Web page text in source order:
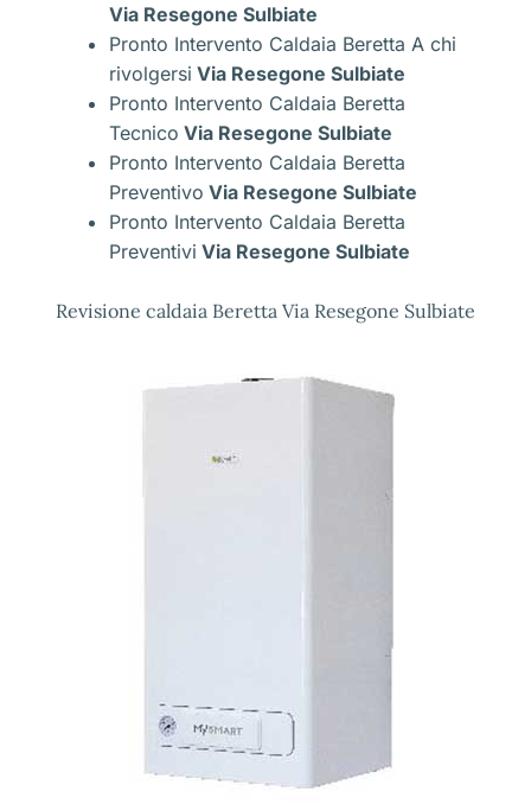
Via Resegone Sulbiate
Pronto Intervento Caldaia Beretta A chi
rivolgersi Via Resegone Sulbiate
Pronto Intervento Caldaia Beretta
Tecnico Via Resegone Sulbiate
Pronto Intervento Caldaia Beretta
Preventivo Via Resegone Sulbiate
Pronto Intervento Caldaia Beretta
Preventivi Via Resegone Sulbiate
Revisione caldaia Beretta Via Resegone Sulbiate